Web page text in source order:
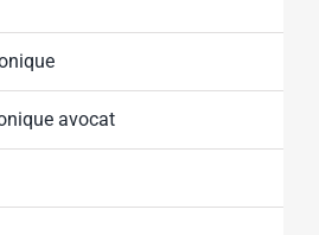
avocat